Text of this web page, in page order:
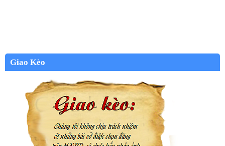
Giao Kèo